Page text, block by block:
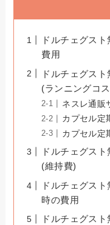
ドルチェグス
費用
ドルチェグス
(ランニングコ
ネスレ通販
カプセル定
カプセル定
ドルチェグス
(維持費)
ドルチェグス
時の費用
ドルチェグス